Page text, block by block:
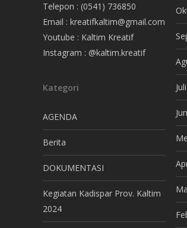
Telepon : (0541) 736850
Email : kreatifkaltim@gmail.com
Youtube : Kaltim Kreatif
Instagram : @kaltim.kreatif
Kategori
AGENDA
Berita
DOKUMENTASI
Kegiatan Kadispar Prov. Kaltim
2024